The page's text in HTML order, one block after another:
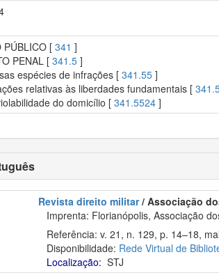
PÚBLICO [ 341 ]
PENAL [341.5 ]
espécies de infrações [ 341.55 ]
relativas às liberdades fundamentais [
do domicílio [ 341.5524 ]
Revista direito militar/ Associação
Imprenta: Florianópolis, Associação
Referência: v. 21, n. 129, p. 14–18,
Disponibilidade: Rede Virtual de
Localização: STJ